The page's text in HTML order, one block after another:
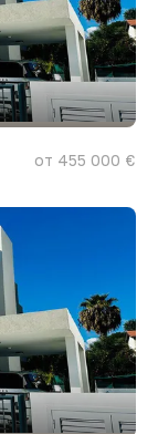
от 455 000 €